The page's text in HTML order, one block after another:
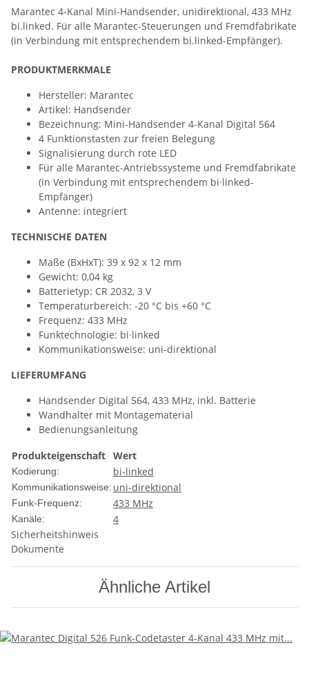
Marantec 4-Kanal Mini-Handsender, unidirektional, 433 MHz
bi.linked. Für alle Marantec-Steuerungen und Fremdfabrikate
(in Verbindung mit entsprechendem bi.linked-Empfänger).
PRODUKTMERKMALE
Hersteller: Marantec
Artikel: Handsender
Bezeichnung: Mini-Handsender 4-Kanal Digital 564
4 Funktionstasten zur freien Belegung
Signalisierung durch rote LED
Für alle Marantec-Antriebssysteme und Fremdfabrikate
(in Verbindung mit entsprechendem bi·linked-
Empfänger)
Antenne: integriert
TECHNISCHE DATEN
Maße (BxHxT): 39 x 92 x 12 mm
Gewicht: 0,04 kg
Batterietyp: CR 2032, 3 V
Temperaturbereich: -20 °C bis +60 °C
Frequenz: 433 MHz
Funktechnologie: bi·linked
Kommunikationsweise: uni-direktional
LIEFERUMFANG
Handsender Digital 564, 433 MHz, inkl. Batterie
Wandhalter mit Montagematerial
Bedienungsanleitung
Produkteigenschaft Wert
Kodierung: bi-linked
Kommunikationsweise: uni-direktional
Funk-Frequenz: 433 MHz
Kanäle:
4
Sicherheitshinweis
Dokumente
Ähnliche Artikel